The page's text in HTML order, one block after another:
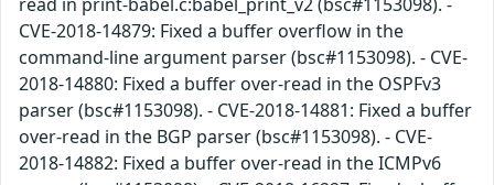
CVE-2018-14879: Fixed a buffer overflow in the
command-line argument parser (bsc#1153098). - CVE-
2018-14880: Fixed a buffer over-read in the OSPFv3
parser (bsc#1153098). - CVE-2018-14881: Fixed a buffer
over-read in the BGP parser (bsc#1153098). - CVE-
2018-14882: Fixed a buffer over-read in the ICMPv6